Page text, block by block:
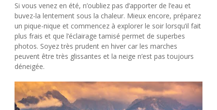
Si vous venez en été, n’oubliez pas d’apporter de l’eau et
buvez-la lentement sous la chaleur. Mieux encore, préparez
un pique-nique et commencez à explorer le soir lorsqu’il fait
plus frais et que l’éclairage tamisé permet de superbes
photos. Soyez très prudent en hiver car les marches
peuvent être très glissantes et la neige n’est pas toujours
déneigée.